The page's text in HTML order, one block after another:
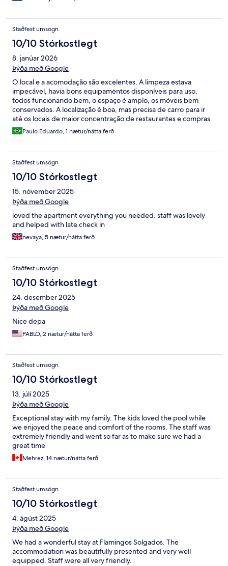
Staðfest umsögn
10/10 Stórkostlegt
8. janúar 2026
Þýða með Google
O local e a acomodação são excelentes. A limpeza estava
impecável, havia bons equipamentos disponíveis para uso,
todos funcionando bem, o espaço é amplo, os móveis bem
conservados. A localização é boa, mas precisa de carro para ir
até os locais de maior concentração de restaurantes e compras
(10 minutos). A vista da varanda é linda. Recomendo muito o
local, de forma geral. Gostamos bastante.
Paulo Eduardo, 1 nætur/nátta ferð
Staðfest umsögn
10/10 Stórkostlegt
15. nóvember 2025
Þýða með Google
loved the apartment everything you needed. staff was lovely
and helped with late check in
nevaya, 5 nætur/nátta ferð
Staðfest umsögn
10/10 Stórkostlegt
24. desember 2025
Þýða með Google
Nice depa
PABLO, 2 nætur/nátta ferð
Staðfest umsögn
10/10 Stórkostlegt
13. júlí 2025
Þýða með Google
Exceptional stay with my family. The kids loved the pool while
we enjoyed the peace and comfort of the rooms. The staff was
extremely friendly and went so far as to make sure we had a
great time
Mehrez, 14 nætur/nátta ferð
Staðfest umsögn
10/10 Stórkostlegt
4. ágúst 2025
Þýða með Google
We had a wonderful stay at Flamingos Solgados. The
accommodation was beautifully presented and very well
equipped. Staff were all very friendly.